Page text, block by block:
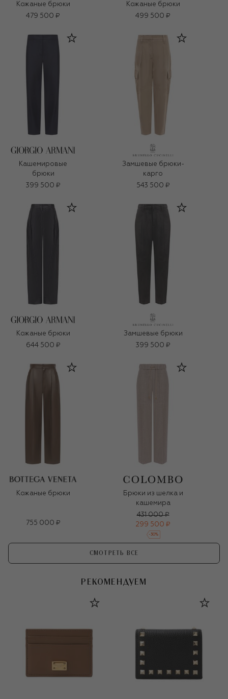
Кожаные брюки
479 500 ₽
Кожаные брюки
499 500 ₽
Кашемировые
брюки
399 500 ₽
Замшевые брюки-
карго
543 500 ₽
Кожаные брюки
644 500 ₽
Замшевые брюки
399 500 ₽
Кожаные брюки
755 000 ₽
Брюки из шелка и
кашемира
431 000 ₽
299 500 ₽
-30%
СМОТРЕТЬ ВСЕ
РЕКОМЕНДУЕМ